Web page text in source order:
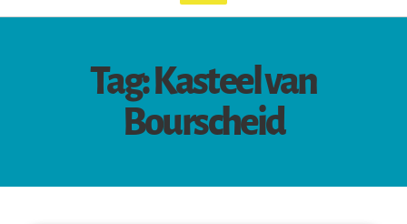
Tag: Kasteel van
Bourscheid